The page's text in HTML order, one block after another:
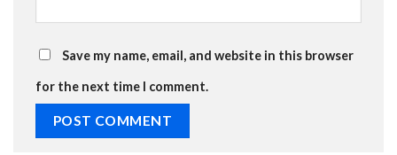
Save my name, email, and website in this browser
for the next time I comment.